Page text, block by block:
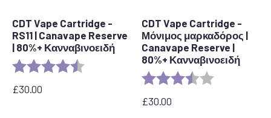
CDT Vape Cartridge -
RS11 | Canavape Reserve
| 80%+ Κανναβινοειδή
Αξιολόγηση: 4,7 από 5 αστέρια
£30.00
CDT Vape Cartridge -
Μόνιμος μαρκαδόρος |
Canavape Reserve |
80%+ Κανναβινοειδή
Αξιολόγηση:
£30.00